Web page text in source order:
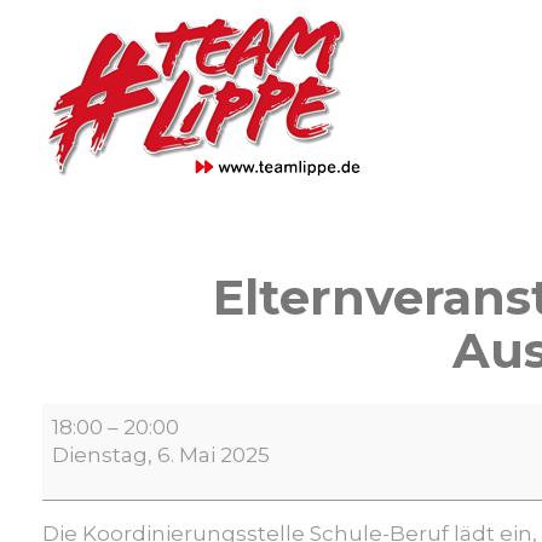
Elternveranstaltung
"beliebt,
gesucht
–
18:00 – 20:00
Dienstag, 6. Mai 2025
Die Koordinierungsstelle Schule-Beruf lädt